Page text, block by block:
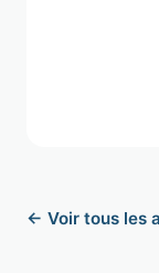
← Voir tous les